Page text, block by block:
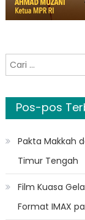
Cari
untuk:
Pos-pos
Pakta Makkah
Timur Tengah
Film Kuasa
Format IMAX